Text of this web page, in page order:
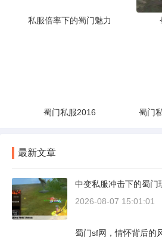
私服倍率下的蜀门魅力
蜀门私服2016 蜀门
最新文章
中变私服冲击下的蜀门
2026-08-07 15:01:01
蜀门sf网，情怀背后的